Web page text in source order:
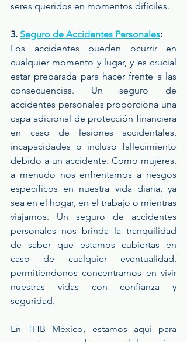
seres queridos en momentos difíciles.
3. Seguro de Accidentes Personales:
Los accidentes pueden ocurrir en
cualquier momento y lugar, y es crucial
estar preparada para hacer frente a las
consecuencias. Un seguro de
accidentes personales proporciona una
capa adicional de protección financiera
en caso de lesiones accidentales,
incapacidades o incluso fallecimiento
debido a un accidente. Como mujeres,
a menudo nos enfrentamos a riesgos
específicos en nuestra vida diaria, ya
sea en el hogar, en el trabajo o mientras
viajamos. Un seguro de accidentes
personales nos brinda la tranquilidad
de saber que estamos cubiertas en
caso de cualquier eventualidad,
permitiéndonos concentrarnos en vivir
nuestras vidas con confianza y
seguridad.
En THB México, estamos aquí para